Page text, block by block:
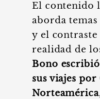
El contenido
aborda
y el
realidad de
Bono
sus viajes
Norteamérica